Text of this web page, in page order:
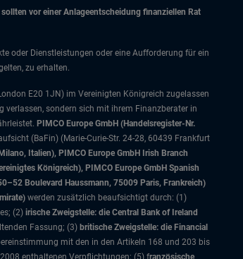
vor einer Anlageentscheidung finanziellen Rat
oder Dienstleistungen oder eine Aufforderung für ein
zu erhalten.
E20 1JN) im Vereinigten Königreich zugelassen
sondern sich mit ihrem Finanzberater in
PIMCO Europe GmbH (Handelsregister-Nr.
(BaFin) (Marie-Curie-Str. 24-28, 60439 Frankfurt
Italien), PIMCO Europe GmbH Irish Branch
Königreich), PIMCO Europe GmbH Spanish
Boulevard Haussmann, 75009 Paris, Frankreich)
werden zusätzlich beaufsichtigt durch: (1)
(2) irische Zweigstelle: die Central Bank of Ireland
Fassung; (3) britische Zweigstelle: die Financial
mit den in den Artikeln 168 und 203 bis
enthaltenen Verpflichtungen; (5) französische